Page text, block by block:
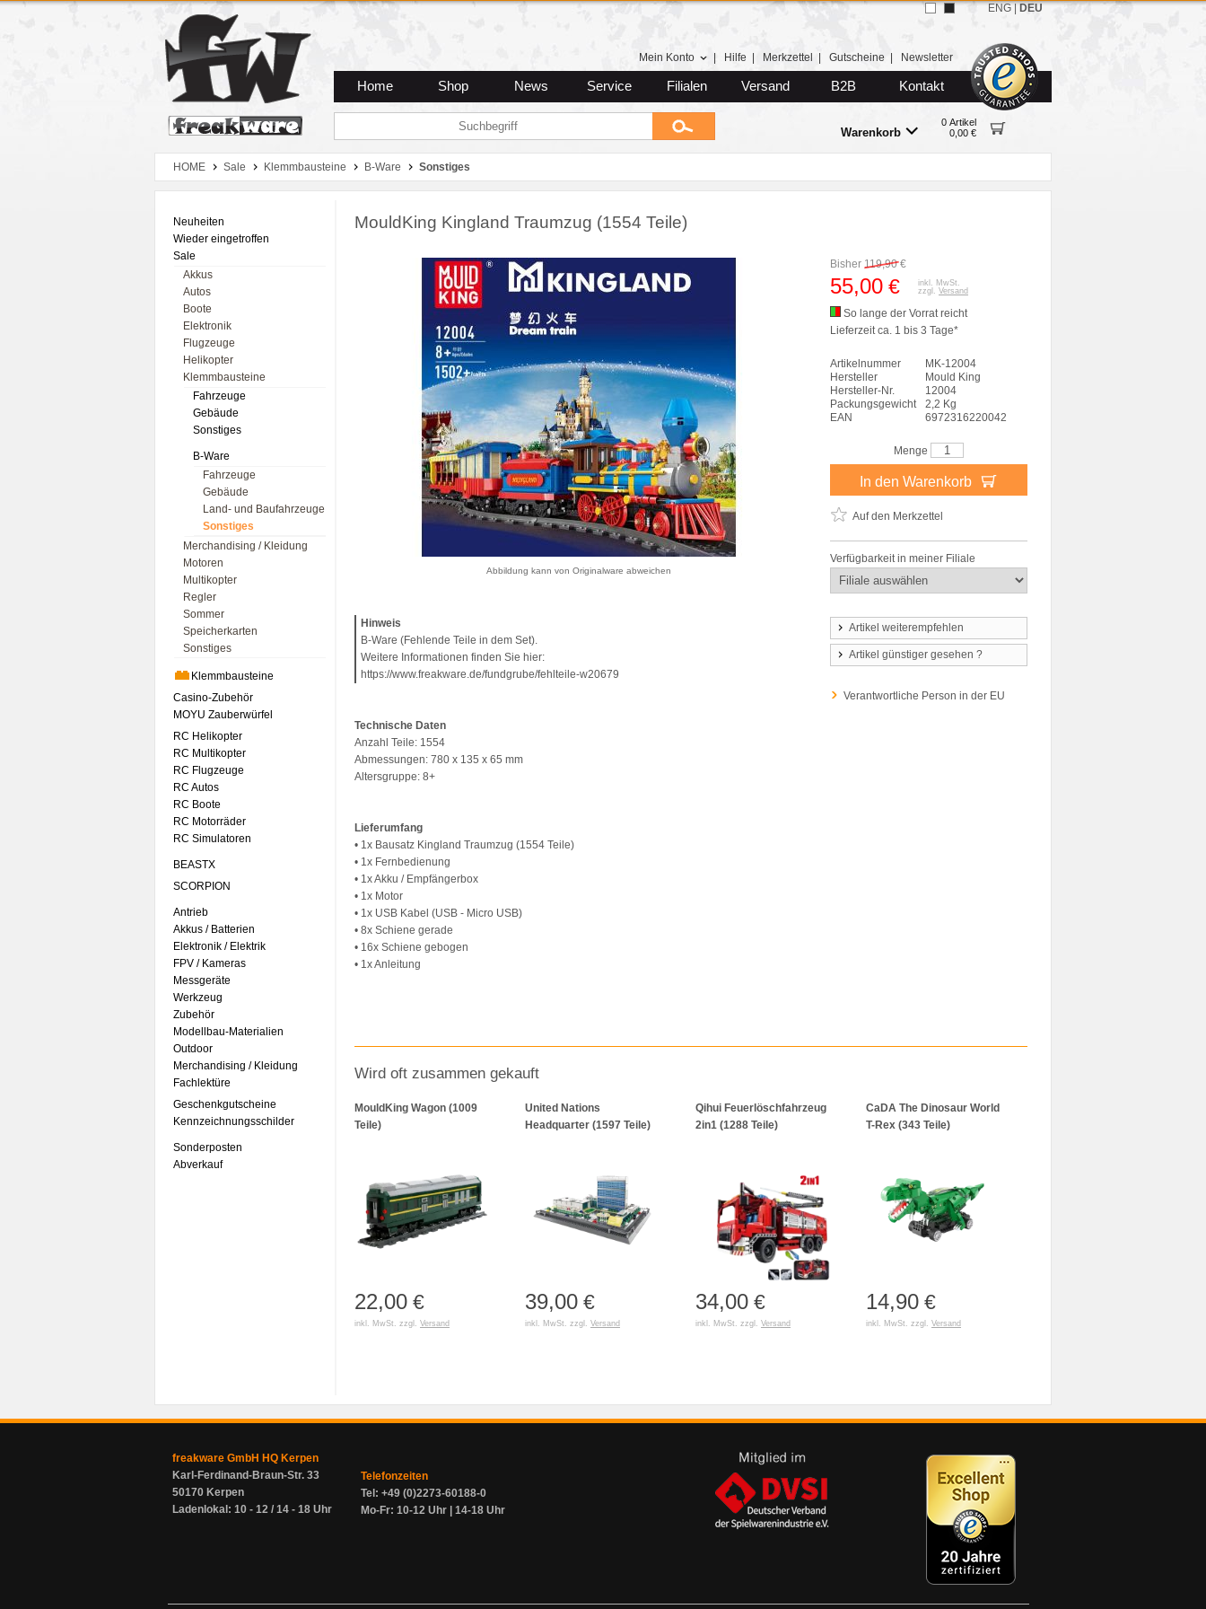
Zum Hauptmenue
Zum Seiteninhalt
Zum Warenkob
Mein Konto Hilfe Merkzettel Gutscheine Newsletter
Home Shop News Service Filialen Versand B2B Kontakt
Warenkorb
0 Artikel
0,00 €
ENG DEU
HOME Sale Klemmbausteine B-Ware Sonstiges
Neuheiten
Wieder eingetroffen
Sale
Akkus
Autos
Boote
Elektronik
Flugzeuge
Helikopter
Klemmbausteine
Fahrzeuge
Gebäude
Sonstiges
B-Ware
Fahrzeuge
Gebäude
Land- und Baufahrzeuge
Sonstiges
Merchandising / Kleidung
Motoren
Multikopter
Regler
Sommer
Speicherkarten
Sonstiges
Klemmbausteine
Casino-Zubehör
MOYU Zauberwürfel
RC Helikopter
RC Multikopter
RC Flugzeuge
RC Autos
RC Boote
RC Motorräder
RC Simulatoren
BEASTX
SCORPION
Antrieb
Akkus / Batterien
Elektronik / Elektrik
FPV / Kameras
Messgeräte
Werkzeug
Zubehör
Modellbau-Materialien
Outdoor
Merchandising / Kleidung
Fachlektüre
Geschenkgutscheine
Kennzeichnungsschilder
Sonderposten
Abverkauf
MouldKing Kingland Traumzug (1554 Teile)
Abbildung kann von Originalware abweichen
Hinweis
B-Ware (Fehlende Teile in dem Set).
Weitere Informationen finden Sie hier:
https://www.freakware.de/fundgrube/fehlteile-w20679
Technische Daten
Anzahl Teile: 1554
Abmessungen: 780 x 135 x 65 mm
Altersgruppe: 8+
Lieferumfang
• 1x Bausatz Kingland Traumzug (1554 Teile)
• 1x Fernbedienung
• 1x Akku / Empfängerbox
• 1x Motor
• 1x USB Kabel (USB - Micro USB)
• 8x Schiene gerade
• 16x Schiene gebogen
• 1x Anleitung
Bisher 119,90€
55,00 €
inkl. MwSt.
zzgl. Versand
So lange der Vorrat reicht
Lieferzeit ca. 1 bis 3 Tage*
Artikelnummer
MK-12004
Hersteller
Mould King
Hersteller-Nr.
12004
Packungsgewicht
2,2 Kg
EAN
6972316220042
Menge
In den Warenkorb
Auf den Merkzettel
Verfügbarkeit in meiner Filiale
Artikel weiterempfehlen
Artikel günstiger gesehen ?
Verantwortliche Person in der EU
Wird oft zusammen gekauft
MouldKing Wagon (1009
Teile)
22,00 €
inkl. MwSt. zzgl. Versand
United Nations
Headquarter (1597 Teile)
39,00 €
inkl. MwSt. zzgl. Versand
Qihui Feuerlöschfahrzeug
2in1 (1288 Teile)
34,00 €
inkl. MwSt. zzgl. Versand
CaDA The Dinosaur World
T-Rex (343 Teile)
14,90 €
inkl. MwSt. zzgl. Versand
freakware GmbH HQ Kerpen
Karl-Ferdinand-Braun-Str. 33
50170 Kerpen
Ladenlokal: 10 - 12 / 14 - 18 Uhr
Telefonzeiten
Tel: +49 (0)2273-60188-0
Mo-Fr: 10-12 Uhr | 14-18 Uhr